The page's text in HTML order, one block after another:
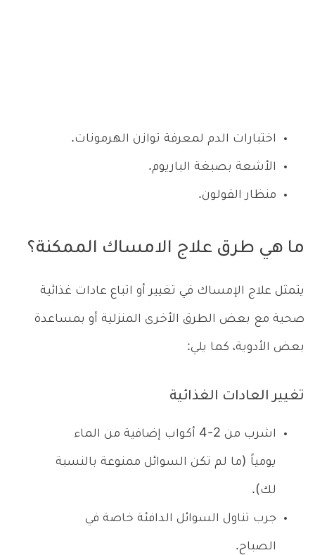
اختبارات الدم لمعرفة توازن الهرمونات.
الأشعة بصبغة الباريوم.
منظار القولون.
ما هي طرق علاج الامساك الممكنة؟
يتمثل علاج الإمساك في تغيير أو اتباع عادات غذائية
صحية مع بعض الطرق الأخرى المنزلية أو بمساعدة
بعض الأدوية، كما يلي:
تغيير العادات الغذائية
اشرب من 2-4 أكواب إضافية من الماء
يومياً (ما لم تكن السوائل ممنوعة بالنسبة
لك).
جرب تناول السوائل الدافئة خاصة في
الصباح.